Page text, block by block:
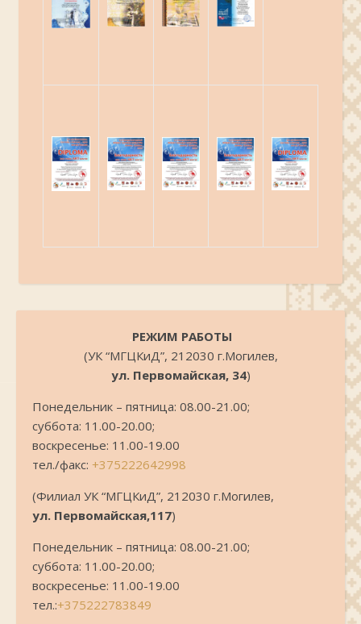
.РЕЖИМ РАБОТЫ
(УК “МГЦКиД”, 212030 г.Могилев,
ул. Первомайская, 34)
Понедельник – пятница: 08.00-21.00;
суббота: 11.00-20.00;
воскресенье: 11.00-19.00
тел./факс: +375222642998
(Филиал УК “МГЦКиД”, 212030 г.Могилев,
ул. Первомайская,117)
Понедельник – пятница: 08.00-21.00;
суббота: 11.00-20.00;
воскресенье: 11.00-19.00
тел.:+375222783849